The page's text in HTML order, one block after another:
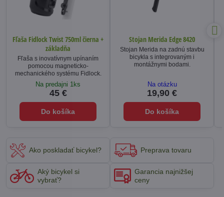
Fľaša Fidlock Twist 750ml čierna +
základňa
Fľaša s inovatívnym upínaním
pomocou magneticko-
mechanického systému Fidlock.
Na predajni 1ks
45 €
Do košíka
Stojan Merida Edge 8420
Stojan Merida na zadnú stavbu
bicykla s integrovaným i
montážnymi bodami.
Na otázku
19,90 €
Do košíka
Ako poskladať bicykel? Preprava tovaru
Aký bicykel si
vybrať?
Garancia najnižšej
ceny